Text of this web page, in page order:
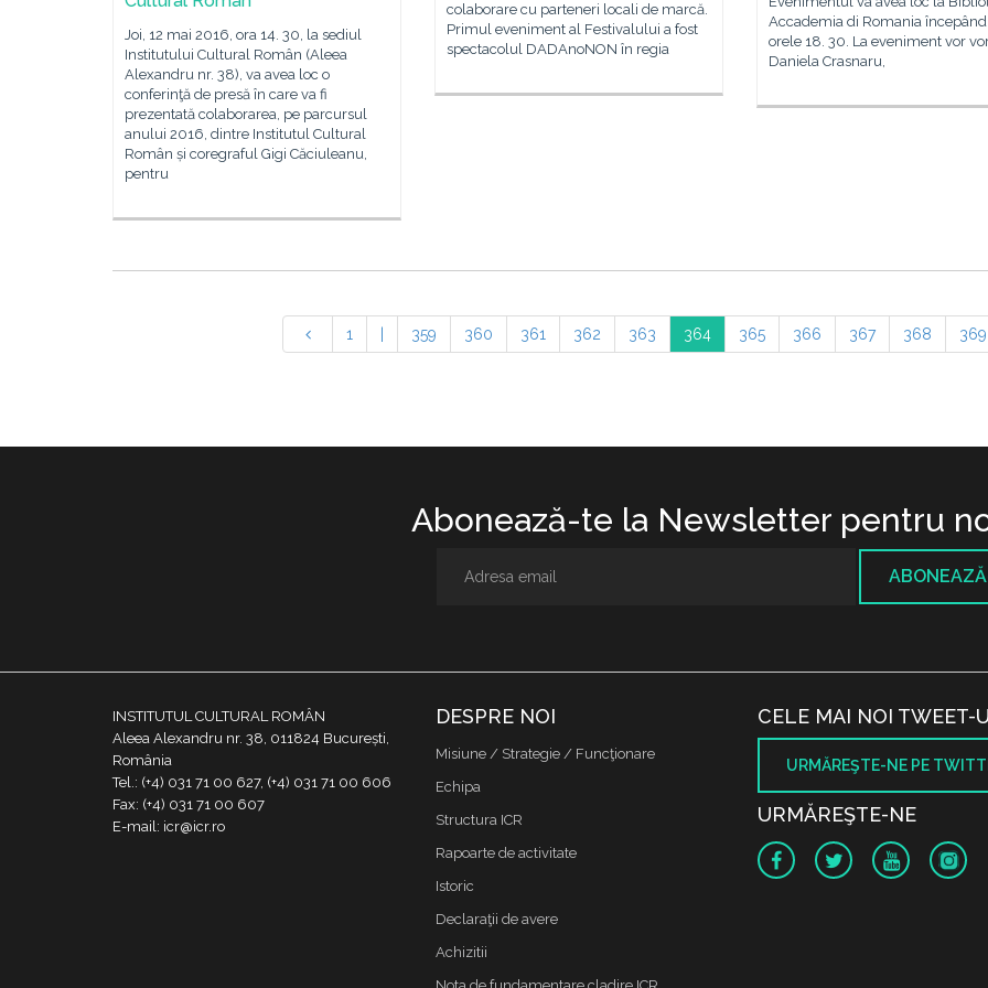
Accademia di Romania
orele 18. 30. La eveniment vor
Daniela Crasnaru,
colaborare cu parteneri locali de marcă.
Primul eveniment al Festivalului a fost
spectacolul DADAnoNON în regia
Joi, 12 mai 2016, ora 14. 30, la sediul
Institutului Cultural Român (Aleea
Alexandru nr. 38), va avea loc o
conferinţă de presă în care va fi
prezentată colaborarea, pe parcursul
anului 2016, dintre Institutul Cultural
Român și coregraful Gigi Căciuleanu,
pentru
1 359 360 361 362 363 364 365 366 367 368 369
Abonează-te la Newsletter pentru
INSTITUTUL CULTURAL ROMÂN
Aleea Alexandru nr. 38, 011824 București,
România
Tel.: (+4) 031 71 00 627, (+4) 031 71 00 606
Fax: (+4) 031 71 00 607
E-mail: icr@icr.ro
DESPRE NOI
Misiune / Strategie / Funcţionare
Echipa
Structura ICR
Rapoarte de activitate
Istoric
Declaraţii de avere
Achizitii
CELE MAI NOI TWEET-
URMĂREŞTE-NE PE
URMĂREŞTE-NE